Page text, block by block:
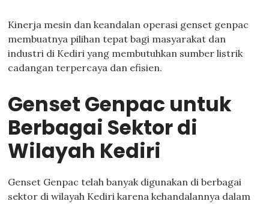
Kinerja mesin dan keandalan operasi genset genpac
membuatnya pilihan tepat bagi masyarakat dan
industri di Kediri yang membutuhkan sumber listrik
cadangan terpercaya dan efisien.
Genset Genpac untuk
Berbagai Sektor di
Wilayah Kediri
Genset Genpac telah banyak digunakan di berbagai
sektor di wilayah Kediri karena kehandalannya dalam